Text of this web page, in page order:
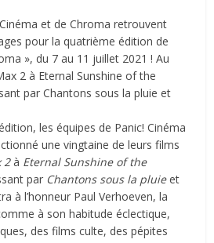
et de Chroma retrouvent
pour la quatrième édition de
», du 7 au 11 juillet 2021 ! Au
2 à Eternal Sunshine of the
par Chantons sous la pluie et
les équipes de Panic! Cinéma
une vingtaine de leurs films
2à Eternal Sunshine of the
par Chantons sous la pluieet
à l’honneur Paul Verhoeven, la
à son habitude éclectique,
des films culte, des pépites